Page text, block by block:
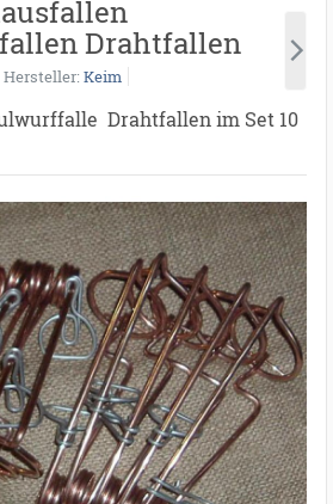
Drahtfallen
Hersteller Keim
Drahtfallen im Set 10